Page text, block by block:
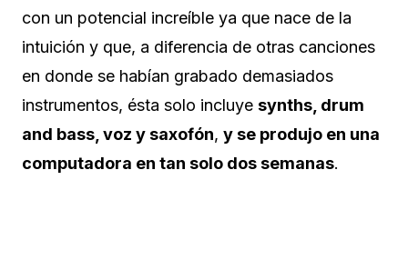
con un potencial increíble ya que nace de la
intuición y que, a diferencia de otras canciones
en donde se habían grabado demasiados
instrumentos, ésta solo incluye synths, drum
and bass, voz y saxofón, y se produjo en una
computadora en tan solo dos semanas.